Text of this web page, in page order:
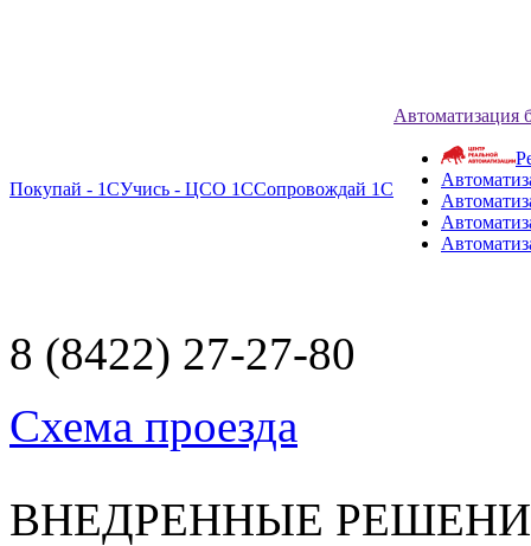
Покупай - 1СУчись - ЦСО 1ССопровождай 1С
Автоматизация
8 (8422) 27-27-80
Схема проезда
ВНЕДРЕННЫЕ